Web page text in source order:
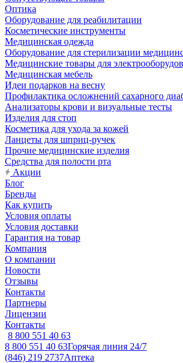
Оптика
Оборудование для реабилитации
Косметические инструменты
Медицинская одежда
Оборудование для стерилизации
Медицинские товары для
Медицинская мебель
Идеи подарков на весну
Профилактика осложнений сахарного
Анализаторы крови и визуальные тесты
Изделия для стоп
Косметика для ухода за кожей
Ланцеты для шприц-ручек
Прочие медицинские изделия
Средства для полости рта
Акции
Блог
Бренды
Как купить
Условия оплаты
Условия доставки
Гарантия на товар
Компания
О компании
Новости
Отзывы
Контакты
Партнеры
Лицензии
Контакты
8 800 551 40 63
8 800 551 40 63Горячая линия 24/7
(846) 219 2737Аптека